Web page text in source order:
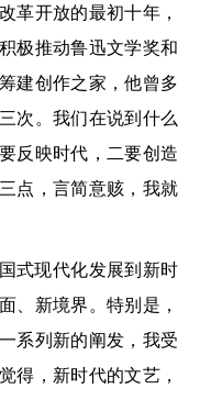
革开放的最初十年，
极推动鲁迅文学奖和
建创作之家，他曾多
次。我们在说到什么
反映时代，二要创造
点，言简意赅，我就
式现代化发展到新时
、新境界。特别是，
系列新的阐发，我受
得，新时代的文艺，